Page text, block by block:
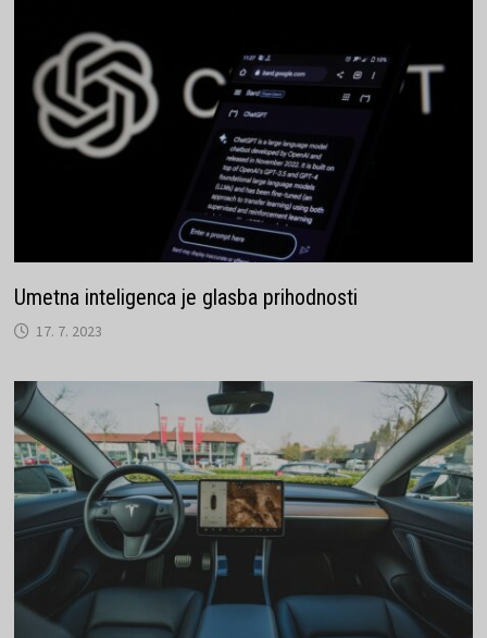
Umetna inteligenca je glasba prihodnosti
17. 7. 2023